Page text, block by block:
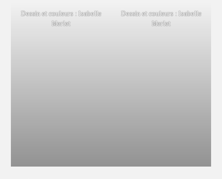
Dessin et couleurs : Isabelle
Merlet
Dessin et couleurs : Isabelle
Merlet